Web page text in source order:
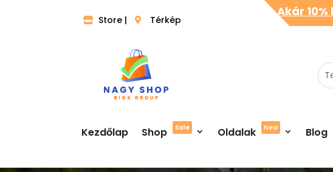
Store | Térkép
Akár
Kezdőlap Shop Sale Oldalak New Blog